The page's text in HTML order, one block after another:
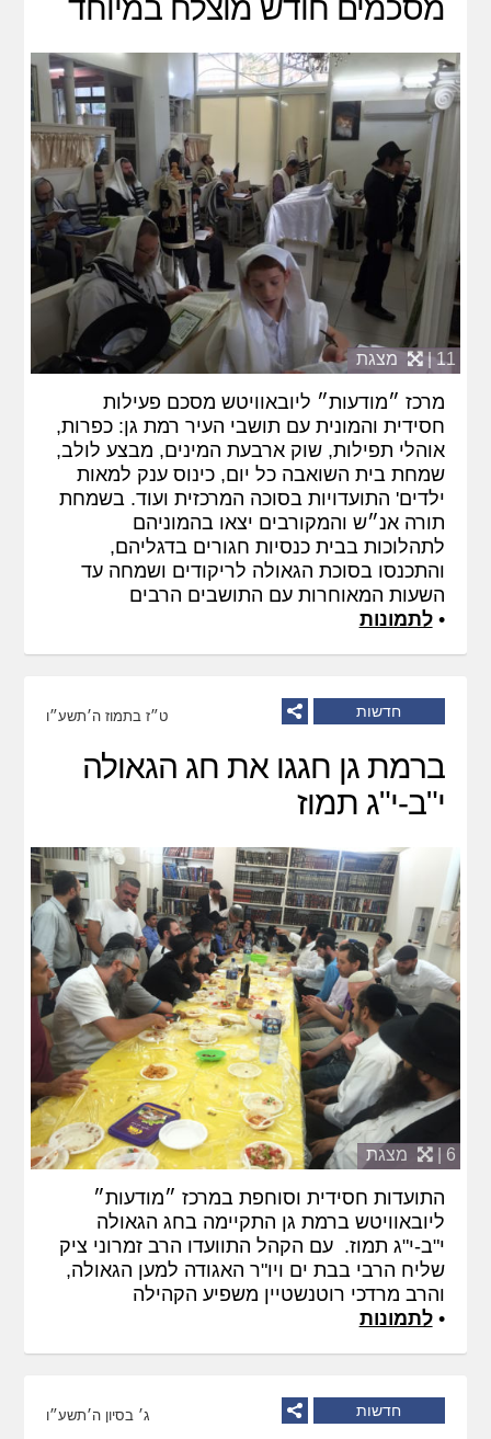
מסכמים חודש מוצלח במיוחד
11 | מצגת
מרכז ״מודעות״ ליובאוויטש מסכם פעילות
חסידית והמונית עם תושבי העיר רמת גן: כפרות,
אוהלי תפילות, שוק ארבעת המינים, מבצע לולב,
שמחת בית השואבה כל יום, כינוס ענק למאות
ילדים' התועדויות בסוכה המרכזית ועוד. בשמחת
תורה אנ״ש והמקורבים יצאו בהמוניהם
לתהלוכות בבית כנסיות חגורים בדגליהם,
והתכנסו בסוכת הגאולה לריקודים ושמחה עד
השעות המאוחרות עם התושבים הרבים
•לתמונות
חדשות ט״ז בתמוז ה׳תשע״ו
ברמת גן חגגו את חג הגאולה
י"ב-י"ג תמוז
6 | מצגת
התועדות חסידית וסוחפת במרכז ״מודעות״
ליובאוויטש ברמת גן התקיימה בחג הגאולה
י"ב-י"ג תמוז. עם הקהל התוועדו הרב זמרוני ציק
שליח הרבי בבת ים ויו"ר האגודה למען הגאולה,
והרב מרדכי רוטנשטיין משפיע הקהילה
•לתמונות
חדשות ג׳ בסיון ה׳תשע״ו